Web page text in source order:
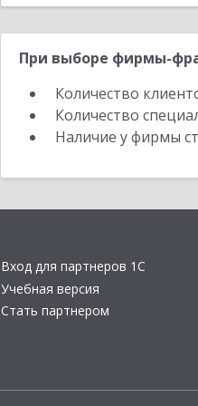
При выборе фирмы-
Количество
Количество
Наличие у фирмы
Вход для партнеров 1С
Учебная версия
Стать партнером